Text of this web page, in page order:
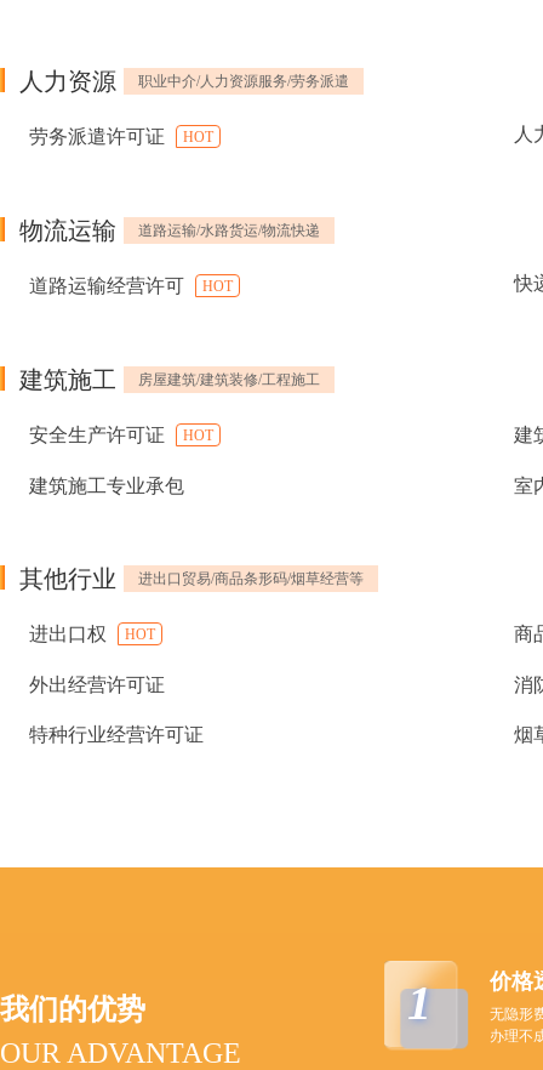
人力资源 职业中介/人力资源服务/劳务派遣
劳务派遣许可证 HOT 人
物流运输 道路运输/水路货运/物流快递
道路运输经营许可 HOT 快
建筑施工 房屋建筑/建筑装修/工程施工
安全生产许可证 HOT 建
建筑施工专业承包 室
其他行业 进出口贸易/商品条形码/烟草经营等
进出口权 HOT 商
外出经营许可证 消
特种行业经营许可证 烟
我们的优势
OUR ADVANTAGE
1 价格
无隐形
办理不